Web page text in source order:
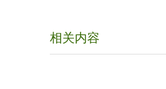
相关内容